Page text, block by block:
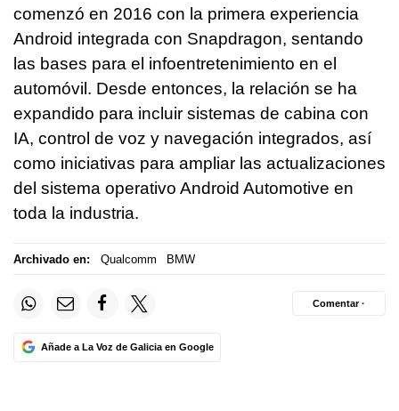
comenzó en 2016 con la primera experiencia
Android integrada con Snapdragon, sentando
las bases para el infoentretenimiento en el
automóvil. Desde entonces, la relación se ha
expandido para incluir sistemas de cabina con
IA, control de voz y navegación integrados, así
como iniciativas para ampliar las actualizaciones
del sistema operativo Android Automotive en
toda la industria.
Archivado en: Qualcomm BMW
Añade a La Voz de Galicia en Google
Comentar ·